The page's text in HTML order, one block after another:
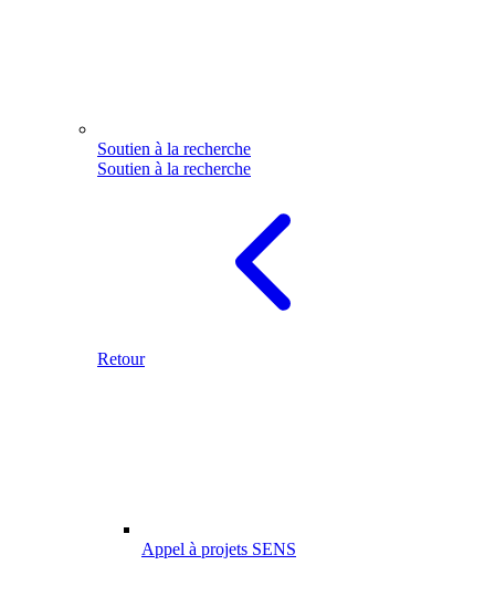
Soutien à la recherche
Soutien à la recherche
Retour
Appel à projets SENS